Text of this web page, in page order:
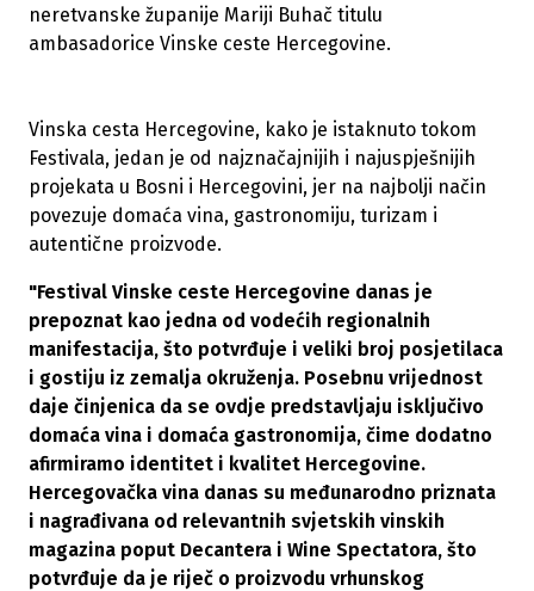
neretvanske županije Mariji Buhač titulu
ambasadorice Vinske ceste Hercegovine.
Vinska cesta Hercegovine, kako je istaknuto tokom
Festivala, jedan je od najznačajnijih i najuspješnijih
projekata u Bosni i Hercegovini, jer na najbolji način
povezuje domaća vina, gastronomiju, turizam i
autentične proizvode.
"Festival Vinske ceste Hercegovine danas je
prepoznat kao jedna od vodećih regionalnih
manifestacija, što potvrđuje i veliki broj posjetilaca
i gostiju iz zemalja okruženja. Posebnu vrijednost
daje činjenica da se ovdje predstavljaju isključivo
domaća vina i domaća gastronomija, čime dodatno
afirmiramo identitet i kvalitet Hercegovine.
Hercegovačka vina danas su međunarodno priznata
i nagrađivana od relevantnih svjetskih vinskih
magazina poput Decantera i Wine Spectatora, što
potvrđuje da je riječ o proizvodu vrhunskog